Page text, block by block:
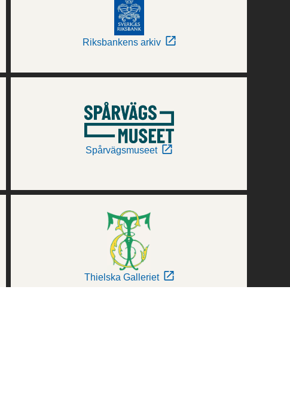
Riksbankens arkiv
Spårvägsmuseet
Thielska Galleriet